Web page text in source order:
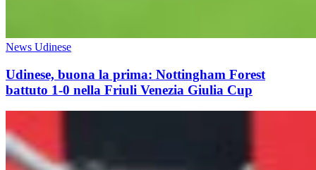
News Udinese
Udinese, buona la prima: Nottingham Forest
battuto 1-0 nella Friuli Venezia Giulia Cup